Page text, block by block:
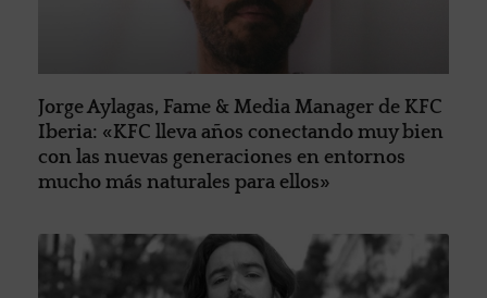
Jorge Aylagas, Fame & Media Manager de KFC
Iberia: «KFC lleva años conectando muy bien
con las nuevas generaciones en entornos
mucho más naturales para ellos»